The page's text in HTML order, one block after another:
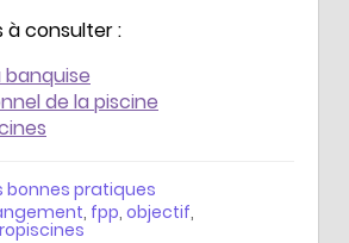
à consulter :
banquise
de la piscine
bonnes pratiques
, fpp, objectif,